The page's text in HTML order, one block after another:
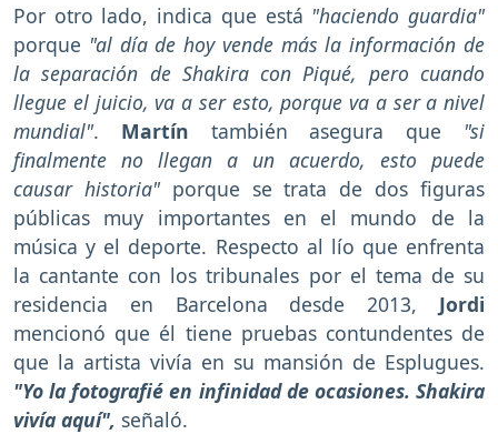
Por otro lado, indica que está "haciendo guardia"
porque "al día de hoy vende más la información de
la separación de Shakira con Piqué, pero cuando
llegue el juicio, va a ser esto, porque va a ser a nivel
mundial". Martín también asegura que "si
finalmente no llegan a un acuerdo, esto puede
causar historia"porque se trata de dos figuras
públicas muy importantes en el mundo de la
música y el deporte. Respecto al lío que enfrenta
la cantante con los tribunales por el tema de su
residencia en Barcelona desde 2013, Jordi
mencionó que él tiene pruebas contundentes de
que la artista vivía en su mansión de Esplugues.
"Yo la fotografié en infinidad de ocasiones. Shakira
vivía aquí", señaló.